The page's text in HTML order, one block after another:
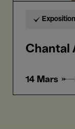
Chantal
14 Mars